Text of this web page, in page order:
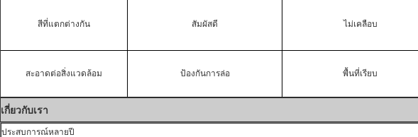
สีที่แตกต่างกัน สัมผัสดี ไม่เคลือบ
สะอาดต่อสิ่งแวดล้อม ป้องกันการล่อ พื้นที่เรียบ
เกี่ยวกับเรา
ประสบการณ์หลายปี